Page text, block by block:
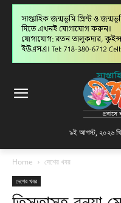
৯ই আগস্ট, ২০২৬
Home দেশের খবর
দেশের খবর